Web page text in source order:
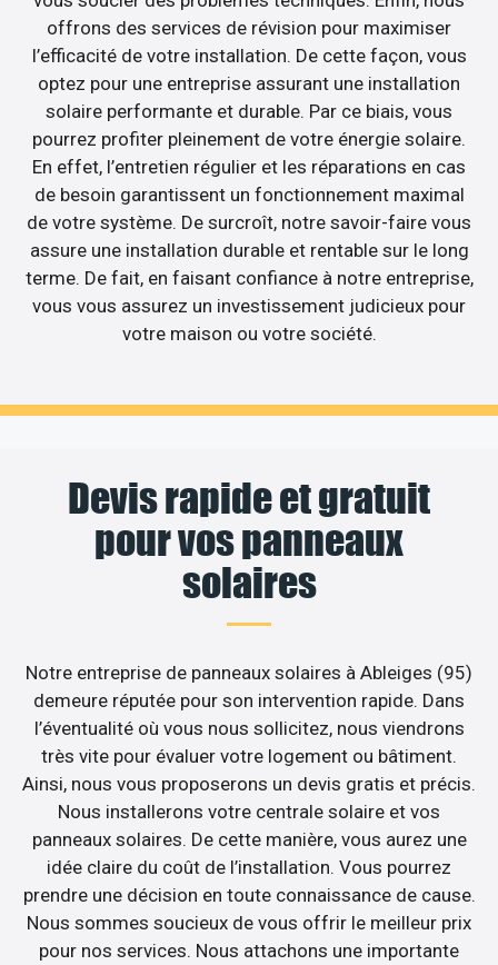
offrons des services de révision pour maximiser
l’efficacité de votre installation. De cette façon, vous
optez pour une entreprise assurant une installation
solaire performante et durable. Par ce biais, vous
pourrez profiter pleinement de votre énergie solaire.
En effet, l’entretien régulier et les réparations en cas
de besoin garantissent un fonctionnement maximal
de votre système. De surcroît, notre savoir-faire vous
assure une installation durable et rentable sur le long
terme. De fait, en faisant confiance à notre entreprise,
vous vous assurez un investissement judicieux pour
votre maison ou votre société.
Devis rapide et gratuit
pour vos panneaux
solaires
Notre entreprise de panneaux solaires à Ableiges (95)
demeure réputée pour son intervention rapide. Dans
l’éventualité où vous nous sollicitez, nous viendrons
très vite pour évaluer votre logement ou bâtiment.
Ainsi, nous vous proposerons un devis gratis et précis.
Nous installerons votre centrale solaire et vos
panneaux solaires. De cette manière, vous aurez une
idée claire du coût de l’installation. Vous pourrez
prendre une décision en toute connaissance de cause.
Nous sommes soucieux de vous offrir le meilleur prix
pour nos services. Nous attachons une importante